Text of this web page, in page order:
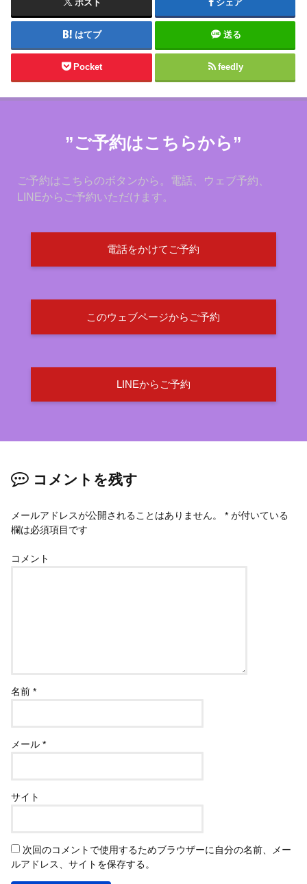
ポスト シェア
はてブ 送る
Pocket feedly
”ご予約はこちらから”
ご予約はこちらのボタンから。電話、ウェブ予約、
LINEからご予約いただけます。
電話をかけてご予約
このウェブページからご予約
LINEからご予約
コメントを残す
メールアドレスが公開されることはありません。 * が付いている
欄は必須項目です
コメント
名前*
メール*
サイト
次回のコメントで使用するためブラウザーに自分の名前、メー
ルアドレス、サイトを保存する。